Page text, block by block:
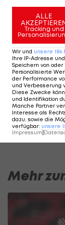
2.8.-7.8.
16.8.-21.8.
23.8.-28.8.
4.10.-9.10.
Mehr
ALLE
Tracking und
Wir und unsere 186
Ihre IP-Adresse
Speichern von
Personalisierte
der Performance
und Verbesserung
Diese Zwecke
und Identifikation
Manche Partner
Interesse als
dazu, sowie die
verfügbar: unsere
Impressum|